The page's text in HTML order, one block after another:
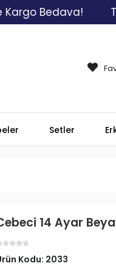
Bedava! Tüm
Setler
14 Ayar
Kodu: 2033